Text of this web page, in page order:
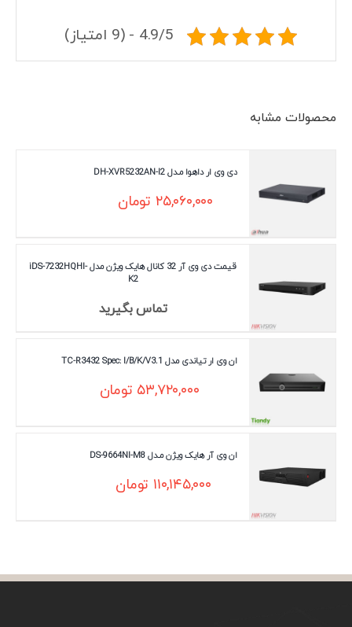
4.9/5 - (9 امتیاز)
محصولات مشابه
دی وی ار داهوا مـدل DH-XVR5232AN-I2
۲۵,۰۶۰,۰۰۰ تومان
قیمت دی وی آر 32 کانال هایک ویژن مدل iDS-7232HQHI-
K2
تماس بگیرید
ان وی ار تیاندی مدل TC-R3432 Spec: I/B/K/V3.1
۵۳,۷۲۰,۰۰۰ تومان
ان وی آر هایک ویژن مـدل DS-9664NI-M8
۱۱۰,۱۴۵,۰۰۰ تومان